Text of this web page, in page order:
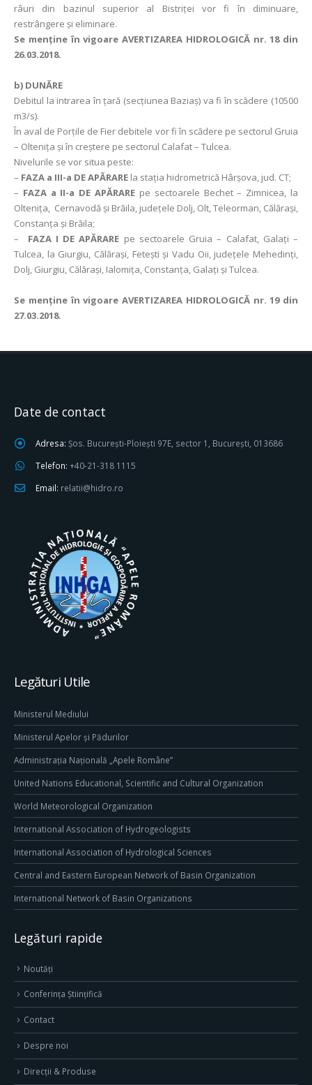
râuri din bazinul superior al Bistriței vor fi în diminuare,
restrângere și eliminare.
Se menţine în vigoare AVERTIZAREA HIDROLOGICĂ nr. 18 din
26.03.2018.
b) DUNĂRE
Debitul la intrarea în ţară (secţiunea Baziaş) va fi în scădere (10500
m3/s).
În aval de Porţile de Fier debitele vor fi în scădere pe sectorul Gruia
– Oltenița și în creștere pe sectorul Calafat – Tulcea.
Nivelurile se vor situa peste:
– FAZA a III-a DE APĂRARE la stația hidrometrică Hârşova, jud. CT;
– FAZA a II-a DE APĂRARE pe sectoarele Bechet – Zimnicea, la
Olteniţa, Cernavodă și Brăila, judeţele Dolj, Olt, Teleorman, Călăraşi,
Constanţa şi Brăila;
–
FAZA I DE APĂRARE pe sectoarele Gruia – Calafat, Galați –
Tulcea, la Giurgiu, Călăraşi, Fetești și Vadu Oii, judeţele Mehedinţi,
Dolj, Giurgiu, Călăraşi, Ialomiţa, Constanţa, Galaţi şi Tulcea.
Se menţine în vigoare AVERTIZAREA HIDROLOGICĂ nr. 19 din
27.03.2018.
Date de contact
Adresa: Șos. București-Ploiești 97E, sector 1, București, 013686
Telefon: +40-21-318 1115
Email: relatii@hidro.ro
Legături Utile
Ministerul Mediului
Ministerul Apelor și Pădurilor
Administrația Națională „Apele Române”
United Nations Educational, Scientific and Cultural Organization
World Meteorological Organization
International Association of Hydrogeologists
International Association of Hydrological Sciences
Central and Eastern European Network of Basin Organization
International Network of Basin Organizations
Legături rapide
Noutăți
Conferința Științifică
Contact
Despre noi
Direcţii & Produse